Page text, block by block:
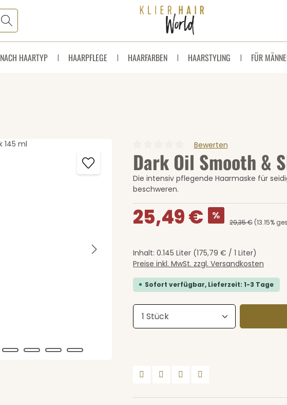
NACH HAARTYP HAARPFLEGE HAARFARBEN HAARSTYLING FÜR
Durchschnittliche Bewertung von 0 von 5
Bewerten
Dark Oil Smooth &
Die intensiv pflegende Haarmaske für
beschweren.
Verkaufspreis:
25,49 € %
29,35 € (13.15%
Inhalt: 0.145 Liter (175,79 € / 1 Liter)
Preise inkl. MwSt. zzgl. Versandkosten
Sofort verfügbar, Lieferzeit: 1-3 Tage
Produkt Anzahl: Gib